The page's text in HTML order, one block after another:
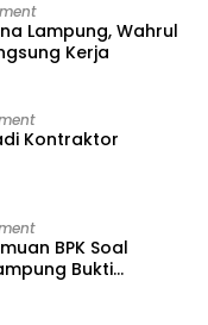
Lampung, Wahrul
Kerja
Kontraktor
BPK Soal
Bukti